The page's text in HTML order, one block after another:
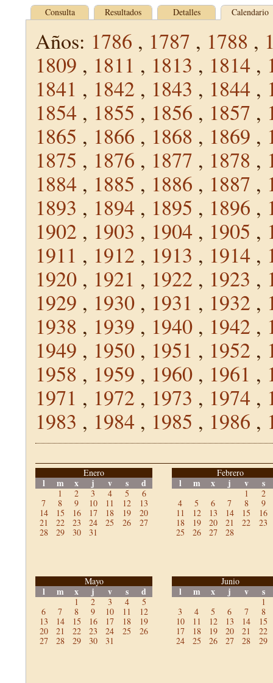
Consulta Resultados Detalles Calendario
Años: 1786 , 1787 , 1788 ,
1809 , 1811 , 1813 , 1814 ,
1841 , 1842 , 1843 , 1844 ,
1854 , 1855 , 1856 , 1857 ,
1865 , 1866 , 1868 , 1869 ,
1875 , 1876 , 1877 , 1878 ,
1884 , 1885 , 1886 , 1887 ,
1893 , 1894 , 1895 , 1896 ,
1902 , 1903 , 1904 , 1905 ,
1911 , 1912 , 1913 , 1914 ,
1920 , 1921 , 1922 , 1923 ,
1929 , 1930 , 1931 , 1932 ,
1938 , 1939 , 1940 , 1942 ,
1949 , 1950 , 1951 , 1952 ,
1958 , 1959 , 1960 , 1961 ,
1971 , 1972 , 1973 , 1974 ,
1983 , 1984 , 1985 , 1986 ,
Enero
l m x j v s d
1 2 3 4 5
6
7
8 9 10 11 12
13
14
15 16 17 18 19
20
21
22 23 24 25 26
27
28
29 30 31
Febrero
l m x j v s
1
2
4
5 6 7 8
9
11
12 13 14 15
16
18
19 20 21 22
23
25
26 27 28
Mayo
l m x j v s d
1 2 3 4
5
6
7 8 9 10 11
12
13
14 15 16 17 18
19
20
21 22 23 24 25
26
27
28 29 30 31
Junio
l m x j v s
1
3
4 5 6 7
8
10
11 12 13 14
15
17
18 19 20 21
22
24
25 26 27 28 29